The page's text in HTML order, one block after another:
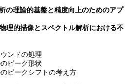
の理論的基盤と精度向上のためのアプ
理的描像とスペクトル解析における不
ンドの処理
ピーク形状
ピークシフトの考え方